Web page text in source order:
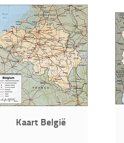
Kaart België